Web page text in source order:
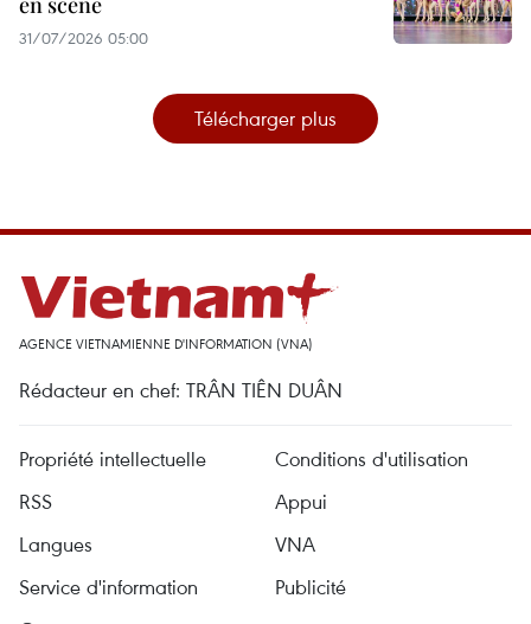
31/07/2026 05:00
Télécharger plus
AGENCE VIETNAMIENNE D'INFORMATION (VNA)
Rédacteur en chef: TRÂN TIÊN DUÂN
Propriété intellectuelle
Conditions d'utilisation
RSS
Appui
Langues
VNA
Service d'information
Publicité